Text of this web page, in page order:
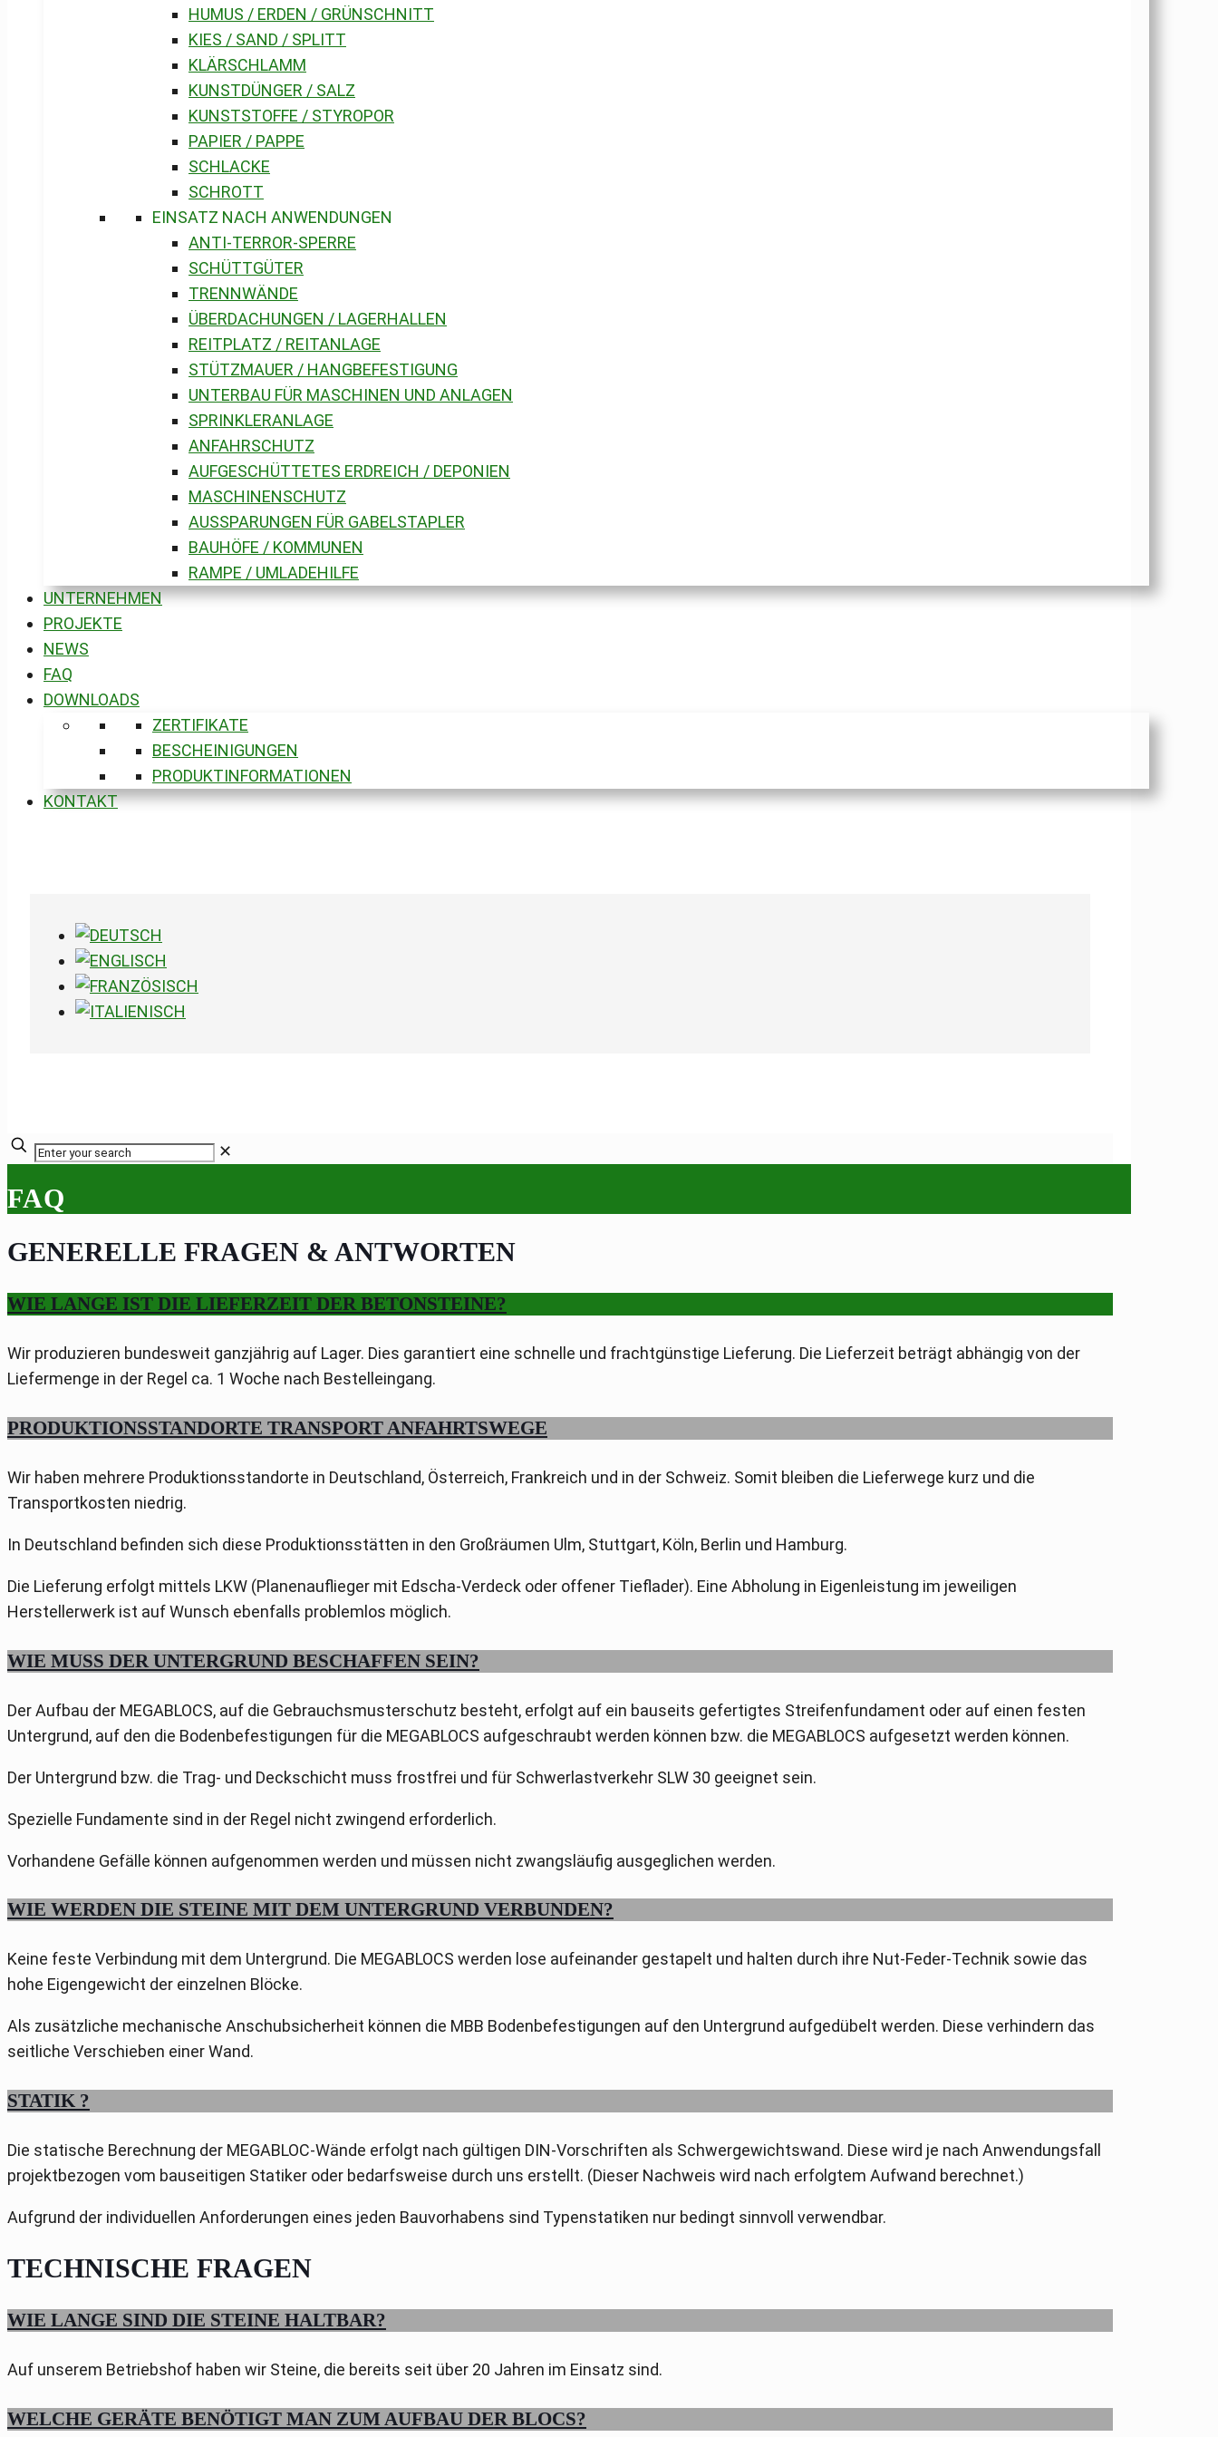
HUMUS / ERDEN / GRÜNSCHNITT
KIES / SAND / SPLITT
KLÄRSCHLAMM
KUNSTDÜNGER / SALZ
KUNSTSTOFFE / STYROPOR
PAPIER / PAPPE
SCHLACKE
SCHROTT
EINSATZ NACH ANWENDUNGEN
ANTI-TERROR-SPERRE
SCHÜTTGÜTER
TRENNWÄNDE
ÜBERDACHUNGEN / LAGERHALLEN
REITPLATZ / REITANLAGE
STÜTZMAUER / HANGBEFESTIGUNG
UNTERBAU FÜR MASCHINEN UND ANLAGEN
SPRINKLERANLAGE
ANFAHRSCHUTZ
AUFGESCHÜTTETES ERDREICH / DEPONIEN
MASCHINENSCHUTZ
AUSSPARUNGEN FÜR GABELSTAPLER
BAUHÖFE / KOMMUNEN
RAMPE / UMLADEHILFE
UNTERNEHMEN
PROJEKTE
NEWS
FAQ
DOWNLOADS
ZERTIFIKATE
BESCHEINIGUNGEN
PRODUKTINFORMATIONEN
KONTAKT
✕
FAQ
GENERELLE FRAGEN & ANTWORTEN
WIE LANGE IST DIE LIEFERZEIT DER BETONSTEINE?
Wir produzieren bundesweit ganzjährig auf Lager. Dies garantiert eine schnelle und frachtgünstige Lieferung. Die Lieferzeit beträgt abhängig von der
Liefermenge in der Regel ca. 1 Woche nach Bestelleingang.
PRODUKTIONSSTANDORTE TRANSPORT ANFAHRTSWEGE
Wir haben mehrere Produktionsstandorte in Deutschland, Österreich, Frankreich und in der Schweiz. Somit bleiben die Lieferwege kurz und die
Transportkosten niedrig.
In Deutschland befinden sich diese Produktionsstätten in den Großräumen Ulm, Stuttgart, Köln, Berlin und Hamburg.
Die Lieferung erfolgt mittels LKW (Planenauflieger mit Edscha-Verdeck oder offener Tieflader). Eine Abholung in Eigenleistung im jeweiligen
Herstellerwerk ist auf Wunsch ebenfalls problemlos möglich.
WIE MUSS DER UNTERGRUND BESCHAFFEN SEIN?
Der Aufbau der MEGABLOCS, auf die Gebrauchsmusterschutz besteht, erfolgt auf ein bauseits gefertigtes Streifenfundament oder auf einen festen
Untergrund, auf den die Bodenbefestigungen für die MEGABLOCS aufgeschraubt werden können bzw. die MEGABLOCS aufgesetzt werden können.
Der Untergrund bzw. die Trag- und Deckschicht muss frostfrei und für Schwerlastverkehr SLW 30 geeignet sein.
Spezielle Fundamente sind in der Regel nicht zwingend erforderlich.
Vorhandene Gefälle können aufgenommen werden und müssen nicht zwangsläufig ausgeglichen werden.
WIE WERDEN DIE STEINE MIT DEM UNTERGRUND VERBUNDEN?
Keine feste Verbindung mit dem Untergrund. Die MEGABLOCS werden lose aufeinander gestapelt und halten durch ihre Nut-Feder-Technik sowie das
hohe Eigengewicht der einzelnen Blöcke.
Als zusätzliche mechanische Anschubsicherheit können die MBB Bodenbefestigungen auf den Untergrund aufgedübelt werden. Diese verhindern das
seitliche Verschieben einer Wand.
STATIK ?
Die statische Berechnung der MEGABLOC-Wände erfolgt nach gültigen DIN-Vorschriften als Schwergewichtswand. Diese wird je nach Anwendungsfall
projektbezogen vom bauseitigen Statiker oder bedarfsweise durch uns erstellt. (Dieser Nachweis wird nach erfolgtem Aufwand berechnet.)
Aufgrund der individuellen Anforderungen eines jeden Bauvorhabens sind Typenstatiken nur bedingt sinnvoll verwendbar.
TECHNISCHE FRAGEN
WIE LANGE SIND DIE STEINE HALTBAR?
Auf unserem Betriebshof haben wir Steine, die bereits seit über 20 Jahren im Einsatz sind.
WELCHE GERÄTE BENÖTIGT MAN ZUM AUFBAU DER BLOCS?